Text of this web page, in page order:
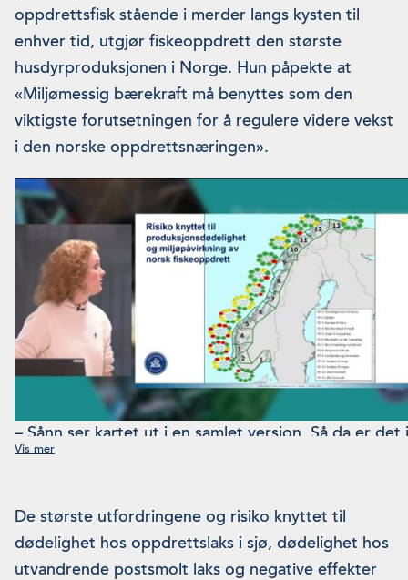
oppdrettsfisk stående i merder langs kysten til
enhver tid, utgjør fiskeoppdrett den største
husdyrproduksjonen i Norge. Hun påpekte at
«Miljømessig bærekraft må benyttes som den
viktigste forutsetningen for å regulere videre vekst
i den norske oppdrettsnæringen».
– Sånn ser kartet ut i en samlet versjon. Så da er
ligger i produksjonsområde 2 og opp til
De største utfordringene og risiko knyttet til
dødelighet hos oppdrettslaks i sjø, dødelighet hos
utvandrende postsmolt laks og negative effekter